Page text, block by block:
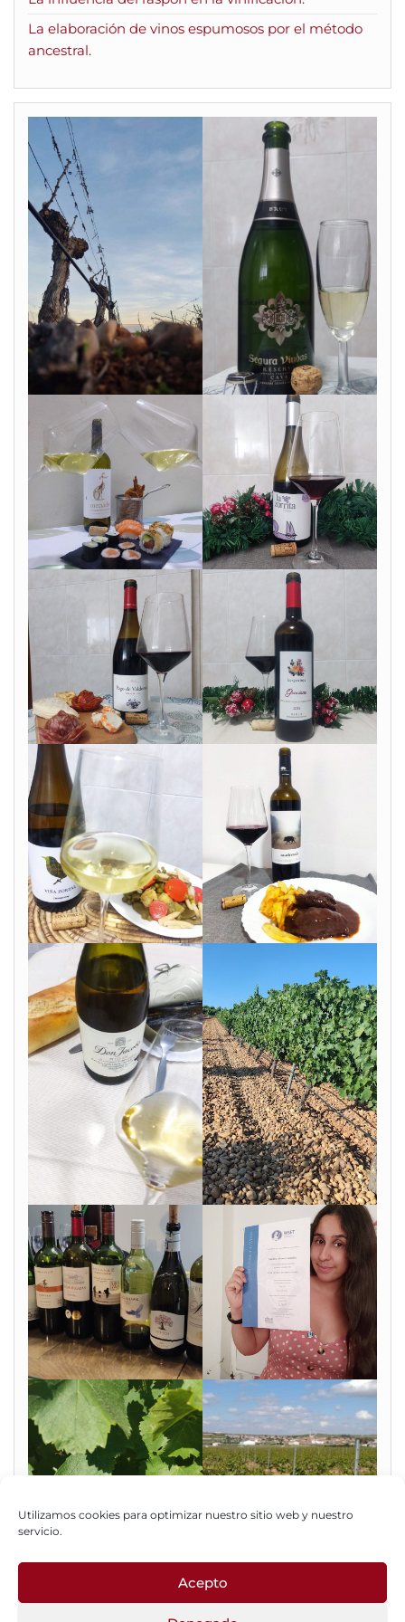
Utilizamos cookies para optimizar nuestro sitio web y nuestro
servicio.
Acepto
La elaboración de vinos espumosos por el método
ancestral.